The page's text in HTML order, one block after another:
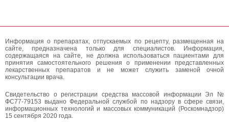
Информация о препаратах, отпускаемых по рецепту, размещенная на
сайте, предназначена только для специалистов. Информация,
содержащаяся на сайте, не должна использоваться пациентами для
принятия самостоятельного решения о применении представленных
лекарственных препаратов и не может служить заменой очной
консультации врача.
Свидетельство о регистрации средства массовой информации Эл №
ФС77-79153 выдано Федеральной службой по надзору в сфере связи,
информационных технологий и массовых коммуникаций (Роскомнадзор)
15 сентября 2020 года.